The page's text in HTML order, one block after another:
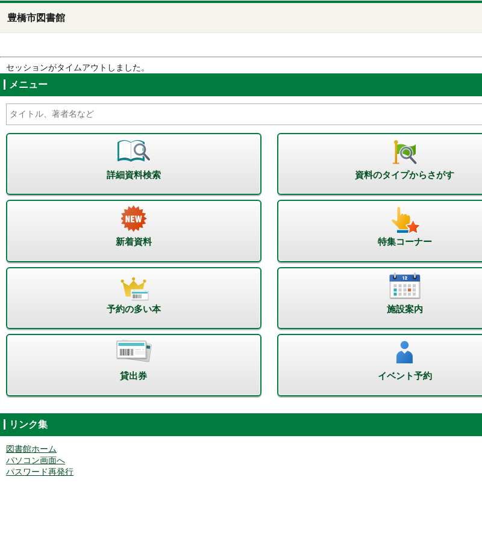
豊橋市図書館
セッションがタイムアウトしました。
メニュー
詳細資料検索 資料のタイプからさがす
新着資料 特集コーナー
予約の多い本 施設案内
貸出券 イベント予約
リンク集
図書館ホーム
パソコン画面へ
パスワード再発行